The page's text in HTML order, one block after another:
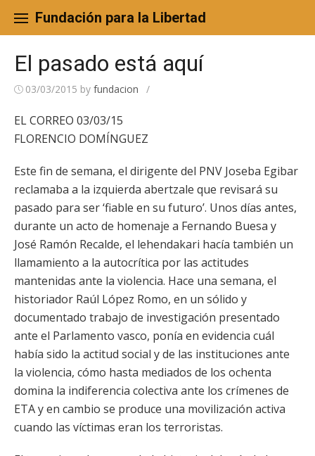
content
Fundación para la Libertad
El pasado está aquí
03/03/2015 by fundacion /
EL CORREO 03/03/15
FLORENCIO DOMÍNGUEZ
Este fin de semana, el dirigente del PNV Joseba Egibar
reclamaba a la izquierda abertzale que revisará su
pasado para ser ‘fiable en su futuro’. Unos días antes,
durante un acto de homenaje a Fernando Buesa y
José Ramón Recalde, el lehendakari hacía también un
llamamiento a la autocrítica por las actitudes
mantenidas ante la violencia. Hace una semana, el
historiador Raúl López Romo, en un sólido y
documentado trabajo de investigación presentado
ante el Parlamento vasco, ponía en evidencia cuál
había sido la actitud social y de las instituciones ante
la violencia, cómo hasta mediados de los ochenta
domina la indiferencia colectiva ante los crímenes de
ETA y en cambio se produce una movilización activa
cuando las víctimas eran los terroristas.